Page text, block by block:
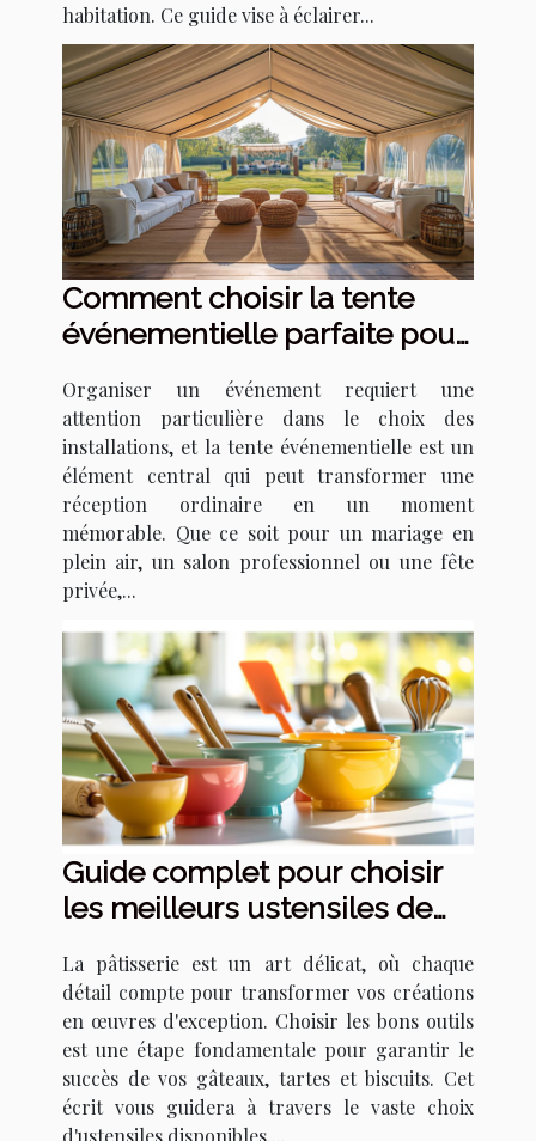
habitation. Ce guide vise à éclairer...
Comment choisir la tente
événementielle parfaite pour
Organiser un événement requiert une
attention particulière dans le choix des
installations, et la tente événementielle est un
élément central qui peut transformer une
réception ordinaire en un moment
mémorable. Que ce soit pour un mariage en
plein air, un salon professionnel ou une fête
privée,...
Guide complet pour choisir
les meilleurs ustensiles de
La pâtisserie est un art délicat, où chaque
détail compte pour transformer vos créations
en œuvres d'exception. Choisir les bons outils
est une étape fondamentale pour garantir le
succès de vos gâteaux, tartes et biscuits. Cet
écrit vous guidera à travers le vaste choix
d'ustensiles disponibles,...